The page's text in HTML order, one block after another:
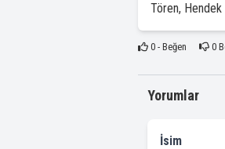
Tören, Hendek
0- Beğen 0
Yorumlar
İsim